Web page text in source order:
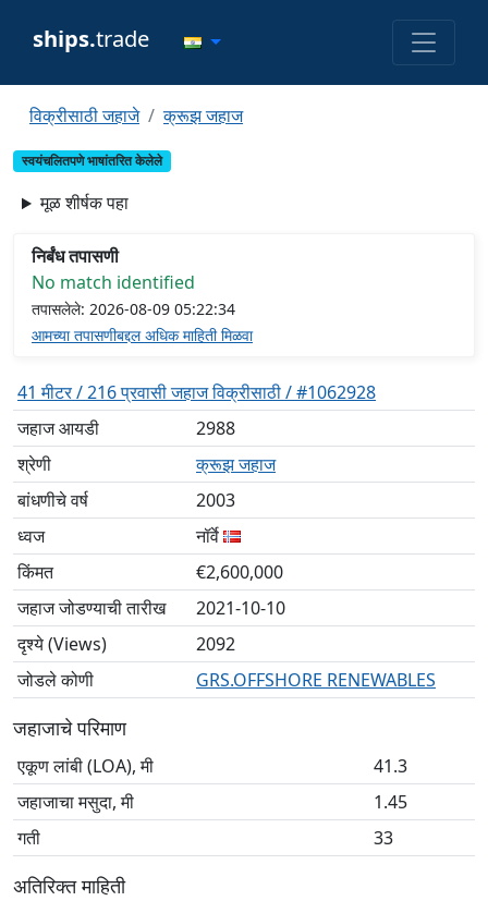
ships.trade
विक्रीसाठी जहाजे क्रूझ जहाज
स्वयंचलितपणे भाषांतरित केलेले
मूळ शीर्षक पहा
निर्बंध तपासणी
No match identified
तपासलेले: 2026-08-09 05:22:34
आमच्या तपासणीबद्दल अधिक माहिती मिळवा
41 मीटर / 216 प्रवासी जहाज विक्रीसाठी / #1062928
जहाज आयडी
2988
श्रेणी
क्रूझ जहाज
बांधणीचे वर्ष
2003
ध्वज
नॉर्वे
किंमत
€2,600,000
जहाज जोडण्याची तारीख
2021-10-10
दृश्ये (Views)
2092
जोडले कोणी
GRS.OFFSHORE RENEWABLES
जहाजाचे परिमाण
एकूण लांबी (LOA), मी
41.3
जहाजाचा मसुदा, मी
1.45
गती
33
अतिरिक्त माहिती